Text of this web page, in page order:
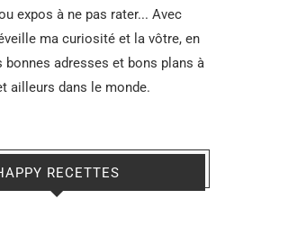
expos à ne pas rater... Avec
ma curiosité et la vôtre, en
bonnes adresses et bons plans à
ailleurs dans le monde.
RECETTES